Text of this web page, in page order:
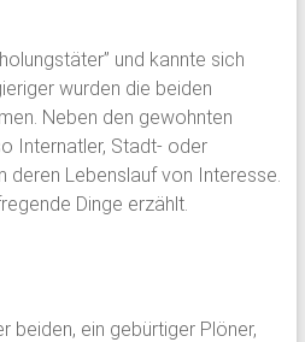
und kannte sich
wurden die beiden
Neben den gewohnten
Internatler, Stadt- oder
deren Lebenslauf von Interesse.
Dinge erzählt.
beiden, ein gebürtiger Plöner,